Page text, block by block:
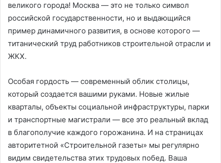
великого города! Москва — это не только символ
российской государственности, но и выдающийся
пример динамичного развития, в основе которого —
титанический труд работников строительной отрасли и
ЖКХ.
Особая гордость — современный облик столицы,
который создается вашими руками. Новые жилые
кварталы, объекты социальной инфраструктуры, парки
и транспортные магистрали — все это реальный вклад
в благополучие каждого горожанина. И на страницах
авторитетной «Строительной газеты» мы регулярно
видим свидетельства этих трудовых побед. Ваша